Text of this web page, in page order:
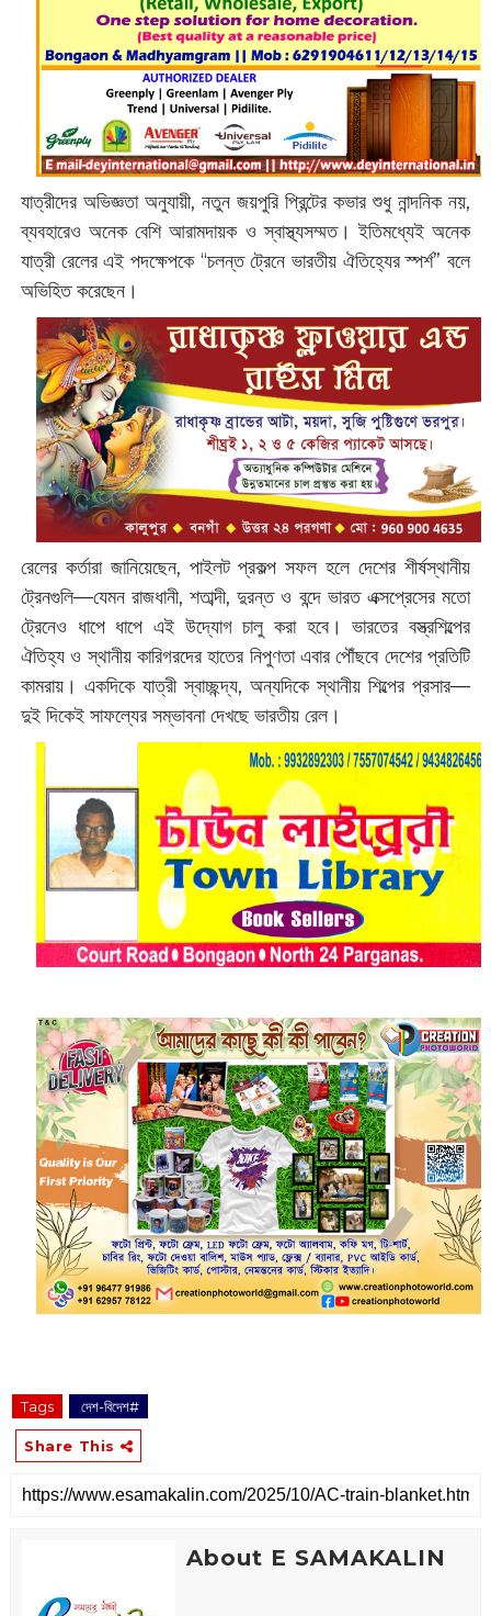
যাত্রীদের অভিজ্ঞতা অনুযায়ী, নতুন জয়পুরি প্রিন্টের কভার শুধু নান্দনিক নয়,
ব্যবহারেও অনেক বেশি আরামদায়ক ও স্বাস্থ্যসম্মত। ইতিমধ্যেই অনেক
যাত্রী রেলের এই পদক্ষেপকে “চলন্ত ট্রেনে ভারতীয় ঐতিহ্যের স্পর্শ” বলে
অভিহিত করেছেন।
রেলের কর্তারা জানিয়েছেন, পাইলট প্রকল্প সফল হলে দেশের শীর্ষস্থানীয়
ট্রেনগুলি—যেমন রাজধানী, শতাব্দী, দুরন্ত ও বন্দে ভারত এক্সপ্রেসের মতো
ট্রেনেও ধাপে ধাপে এই উদ্যোগ চালু করা হবে। ভারতের বস্ত্রশিল্পের
ঐতিহ্য ও স্থানীয় কারিগরদের হাতের নিপুণতা এবার পৌঁছবে দেশের প্রতিটি
কামরায়। একদিকে যাত্রী স্বাচ্ছন্দ্য, অন্যদিকে স্থানীয় শিল্পের প্রসার—
দুই দিকেই সাফল্যের সম্ভাবনা দেখছে ভারতীয় রেল।‌
Tags ‌ দেশ-বিদেশ#
Share This
About E SAMAKALIN